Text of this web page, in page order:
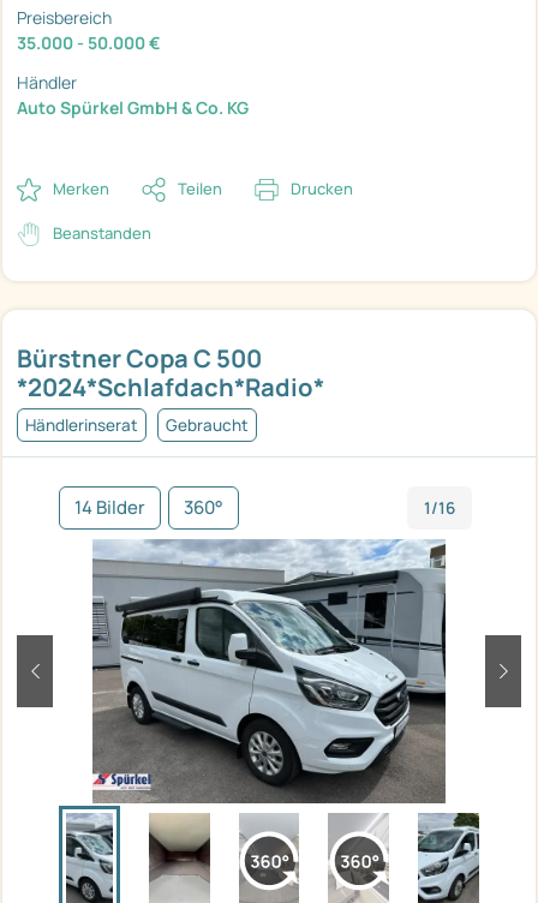
Bürstner Copa C 500
*2024*Schlafdach*Radio*
Händlerinserat Gebraucht
14 Bilder 360° 1/16
zurück
Preisbereich
35.000 - 50.000 €
Händler
Auto Spürkel GmbH & Co. KG
Merken Teilen Drucken
Beanstanden